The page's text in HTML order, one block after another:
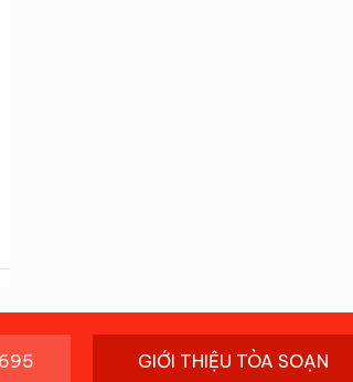
GIỚI THIỆU TÒA SOẠN